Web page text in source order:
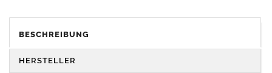
DIENEN GLEICHZEITIG ALS GESTALTERISCHES
ELEMENT ZUR VERSCHÖNERUNG DES BAUWERKS.
BESCHREIBUNG
HERSTELLER